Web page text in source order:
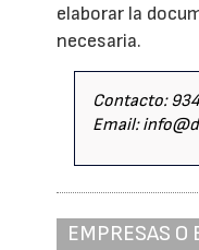
elaborar la
necesaria.
Contacto:
Email:
EMPRESAS O